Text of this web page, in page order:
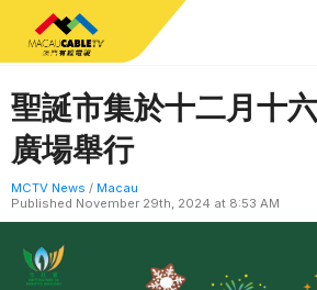
聖誕市集於十二月十
廣場舉行
MCTV News / Macau
Published November 29th, 2024 at 8:53 AM